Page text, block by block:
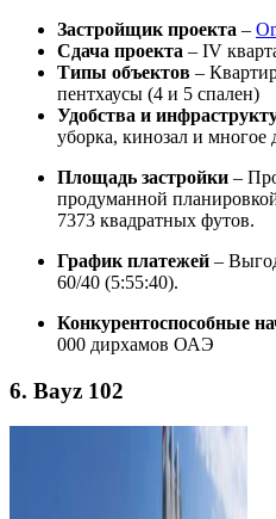
Застройщик проекта –
Сдача проекта – IV
Типы объектов –
пентхаусы (4 и 5 спален)
Удобства и
уборка, кинозал и многое
Площадь застройки –
продуманной
7373 квадратных футов.
График платежей –
60/40 (5:55:40).
Конкурентоспособные
000 дирхамов ОАЭ
6. Bayz 102